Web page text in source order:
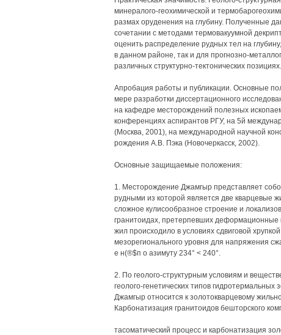
минералого-геохимической и
размах оруденения на глубину. Полученные
сочетании с методами термовакуумной
оценить распределение рудных тел на
в данном районе, так и для прогнозно-
различных структурно-тектонических позициях.
Апробация работы и публикации. Основные
мере разработки диссертационного
на кафедре месторождений полезных
конференциях аспирантов РГУ, на 5й
(Москва, 2001), на международной научной
рождения А.В. Пэка (Новочеркасск, 2002).
Основные защищаемые положения:
1. Месторождение Джамгыр представляет
рудными из которой является две кварцевые
сложное кулисообразное строение и
гранитоидах, претерпевших деформационные
жил происходило в условиях сдвиговой
мезорегионального уровня для напряжения
е н(®$п о азимуту 234° < 240°.
2. По геолого-структурным условиям и
геолого-генетических типов
Джамгыр относится к золотокварцевому
Карбонатизация гранитоидов бешторского
тасоматический процесс и карбонатизация